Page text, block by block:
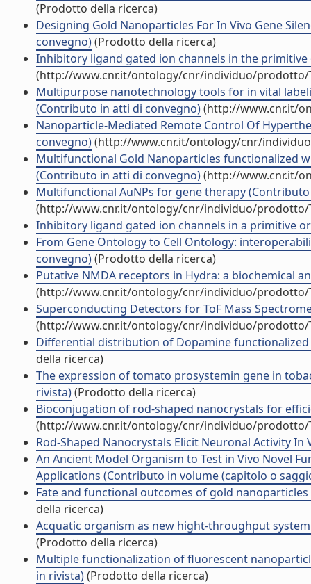
(Prodotto della ricerca)
Designing Gold Nanoparticles For In Vivo Gene
convegno)(Prodotto della ricerca)
Inhibitory ligand gated ion channels in the
(http://www.cnr.it/ontology/cnr/individuo/prodotto/
Multipurpose nanotechnology tools for in vital
(Contributo in atti di convegno)(http://www.cnr.it/
Nanoparticle-Mediated Remote Control Of
convegno)(http://www.cnr.it/ontology/cnr/
Multifunctional Gold Nanoparticles functionalized
(Contributo in atti di convegno)(http://www.cnr.it/
Multifunctional AuNPs for gene therapy
(http://www.cnr.it/ontology/cnr/individuo/prodotto/
Inhibitory ligand gated ion channels in a primitive
From Gene Ontology to Cell Ontology:
convegno)(Prodotto della ricerca)
Putative NMDA receptors in Hydra: a biochemical
(http://www.cnr.it/ontology/cnr/individuo/prodotto/
Superconducting Detectors for ToF Mass
(http://www.cnr.it/ontology/cnr/individuo/prodotto/
Differential distribution of Dopamine
della ricerca)
The expression of tomato prosystemin gene in
rivista)(Prodotto della ricerca)
Bioconjugation of rod-shaped nanocrystals for
(http://www.cnr.it/ontology/cnr/individuo/prodotto/
Rod-Shaped Nanocrystals Elicit Neuronal Activity In
An Ancient Model Organism to Test in Vivo Novel
Applications (Contributo in volume (capitolo o
Fate and functional outcomes of gold
della ricerca)
Acquatic organism as new hight-throughput
(Prodotto della ricerca)
Multiple functionalization of fluorescent
in rivista)(Prodotto della ricerca)